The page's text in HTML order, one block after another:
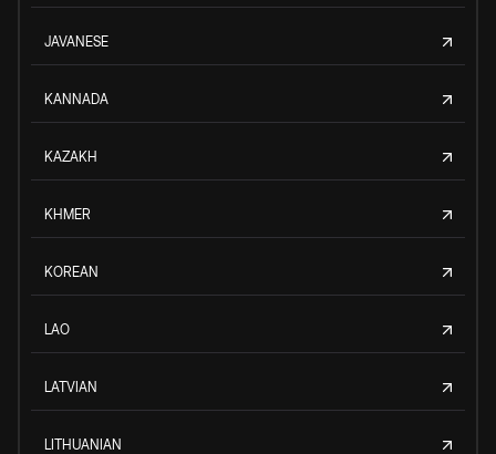
JAVANESE
KANNADA
KAZAKH
KHMER
KOREAN
LAO
LATVIAN
LITHUANIAN